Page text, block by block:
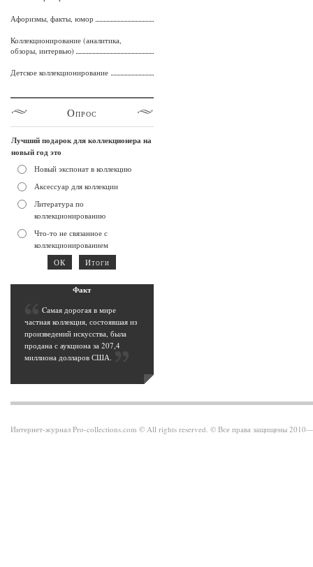
Афоризмы, факты, юмор
Коллекционирование (аналитика,
обзоры, интервью)
Детское коллекционирование
Опрос
Лучший подарок для коллекционера на
новый год это
Новый экспонат в коллекцию
Аксессуар для коллекции
Литература по
коллекционированию
Что-то не связанное с
коллекционированием
Факт
Cамая дорогая в мире
частная коллекция, состоявшая из
произведений искусства, была
продана с аукциона за 207,4
миллиона долларов США.
Интернет-журнал Pro-collections.com © All rights reserved. © Все права защищены